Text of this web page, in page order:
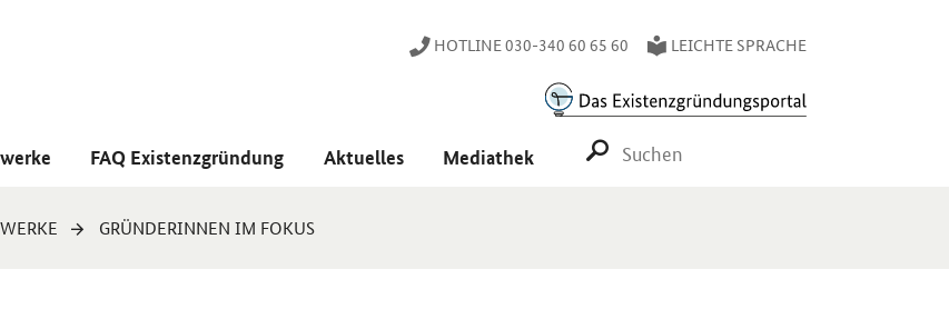
HOTLINE 030-340 60 65 60 LEICHTE SPRACHE
FAQ Existenzgründung Aktuelles Mediathek SUCHE STARTEN
GRÜNDERINNEN IM FOKUS